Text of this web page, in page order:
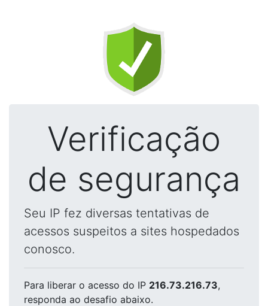
Verificação
de segurança
Seu IP fez diversas tentativas de
acessos suspeitos a sites hospedados
conosco.
Para liberar o acesso do IP 216.73.216.73,
responda ao desafio abaixo.